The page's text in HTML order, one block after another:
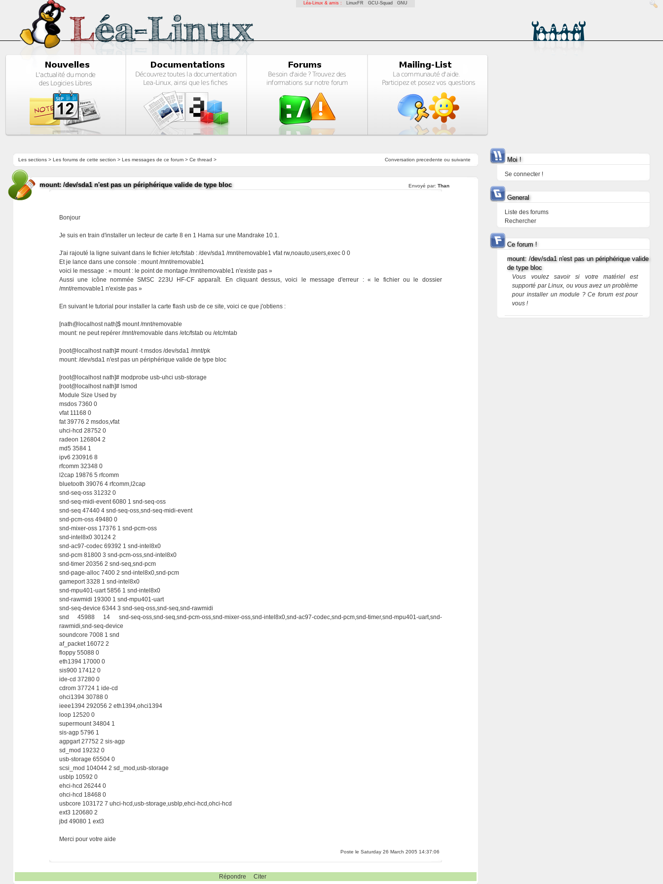
Léa-Linux & amis : LinuxFR GCU-Squad GNU
Conversation precedente ou suivante
Les sections> Les forums de cette section > Les messages de ce forum> Ce thread >
mount: /dev/sda1 n'est pas un périphérique valide de type bloc Envoyé par: Than
Bonjour
Je suis en train d'installer un lecteur de carte 8 en 1 Hama sur une Mandrake 10.1.
J'ai rajouté la ligne suivant dans le fichier /etc/fstab : /dev/sda1 /mnt/removable1 vfat rw,noauto,users,exec 0 0
Et je lance dans une console : mount /mnt/removable1
voici le message : « mount : le point de montage /mnt/removable1 n'existe pas »
Aussi une icône nommée SMSC 223U HF-CF apparaît. En cliquant dessus, voici le message d'erreur : « le fichier ou le dossier
/mnt/removable1 n'existe pas »
En suivant le tutorial pour installer la carte flash usb de ce site, voici ce que j'obtiens :
[nath@localhost nath]$ mount /mnt/removable
mount: ne peut repérer /mnt/removable dans /etc/fstab ou /etc/mtab
[root@localhost nath]# mount -t msdos /dev/sda1 /mnt/pk
mount: /dev/sda1 n'est pas un périphérique valide de type bloc
[root@localhost nath]# modprobe usb-uhci usb-storage
[root@localhost nath]# lsmod
Module Size Used by
msdos 7360 0
vfat 11168 0
fat 39776 2 msdos,vfat
uhci-hcd 28752 0
radeon 126804 2
md5 3584 1
ipv6 230916 8
rfcomm 32348 0
l2cap 19876 5 rfcomm
bluetooth 39076 4 rfcomm,l2cap
snd-seq-oss 31232 0
snd-seq-midi-event 6080 1 snd-seq-oss
snd-seq 47440 4 snd-seq-oss,snd-seq-midi-event
snd-pcm-oss 49480 0
snd-mixer-oss 17376 1 snd-pcm-oss
snd-intel8x0 30124 2
snd-ac97-codec 69392 1 snd-intel8x0
snd-pcm 81800 3 snd-pcm-oss,snd-intel8x0
snd-timer 20356 2 snd-seq,snd-pcm
snd-page-alloc 7400 2 snd-intel8x0,snd-pcm
gameport 3328 1 snd-intel8x0
snd-mpu401-uart 5856 1 snd-intel8x0
snd-rawmidi 19300 1 snd-mpu401-uart
snd-seq-device 6344 3 snd-seq-oss,snd-seq,snd-rawmidi
snd 45988 14 snd-seq-oss,snd-seq,snd-pcm-oss,snd-mixer-oss,snd-intel8x0,snd-ac97-codec,snd-pcm,snd-timer,snd-mpu401-uart,snd-
rawmidi,snd-seq-device
soundcore 7008 1 snd
af_packet 16072 2
floppy 55088 0
eth1394 17000 0
sis900 17412 0
ide-cd 37280 0
cdrom 37724 1 ide-cd
ohci1394 30788 0
ieee1394 292056 2 eth1394,ohci1394
loop 12520 0
supermount 34804 1
sis-agp 5796 1
agpgart 27752 2 sis-agp
sd_mod 19232 0
usb-storage 65504 0
scsi_mod 104044 2 sd_mod,usb-storage
usblp 10592 0
ehci-hcd 26244 0
ohci-hcd 18468 0
usbcore 103172 7 uhci-hcd,usb-storage,usblp,ehci-hcd,ohci-hcd
ext3 120680 2
jbd 49080 1 ext3
Merci pour votre aide
Poste le Saturday 26 March 2005 14:37:06
Répondre Citer
Moi !
Se connecter !
General
Liste des forums
Rechercher
Ce forum !
mount: /dev/sda1 n'est pas un périphérique valide
de type bloc
Vous voulez savoir si votre matériel est
supporté par Linux, ou vous avez un problème
pour installer un module ? Ce forum est pour
vous !